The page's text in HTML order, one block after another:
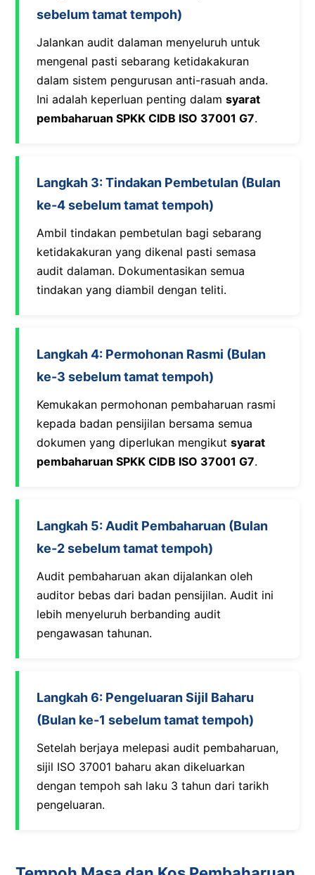
sebelum tamat tempoh)
Jalankan audit dalaman menyeluruh untuk
mengenal pasti sebarang ketidakakuran
dalam sistem pengurusan anti-rasuah anda.
Ini adalah keperluan penting dalam syarat
pembaharuan SPKK CIDB ISO 37001 G7.
Langkah 3: Tindakan Pembetulan (Bulan
ke-4 sebelum tamat tempoh)
Ambil tindakan pembetulan bagi sebarang
ketidakakuran yang dikenal pasti semasa
audit dalaman. Dokumentasikan semua
tindakan yang diambil dengan teliti.
Langkah 4: Permohonan Rasmi (Bulan
ke-3 sebelum tamat tempoh)
Kemukakan permohonan pembaharuan rasmi
kepada badan pensijilan bersama semua
dokumen yang diperlukan mengikut syarat
pembaharuan SPKK CIDB ISO 37001 G7.
Langkah 5: Audit Pembaharuan (Bulan
ke-2 sebelum tamat tempoh)
Audit pembaharuan akan dijalankan oleh
auditor bebas dari badan pensijilan. Audit ini
lebih menyeluruh berbanding audit
pengawasan tahunan.
Langkah 6: Pengeluaran Sijil Baharu
(Bulan ke-1 sebelum tamat tempoh)
Setelah berjaya melepasi audit pembaharuan,
sijil ISO 37001 baharu akan dikeluarkan
dengan tempoh sah laku 3 tahun dari tarikh
pengeluaran.